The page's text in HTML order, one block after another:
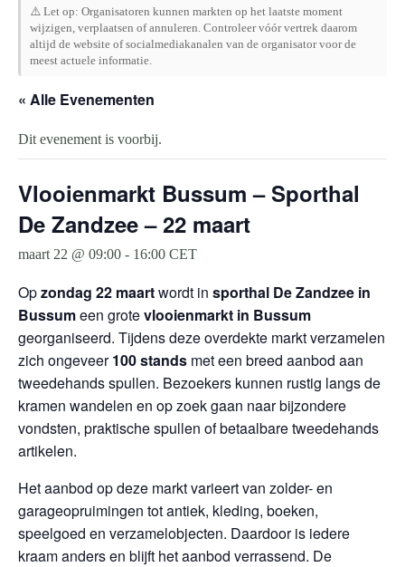
⚠️ Let op: Organisatoren kunnen markten op het laatste moment
wijzigen, verplaatsen of annuleren. Controleer vóór vertrek daarom
altijd de website of socialmediakanalen van de organisator voor de
meest actuele informatie.
« Alle Evenementen
Dit evenement is voorbij.
Vlooienmarkt Bussum – Sporthal
De Zandzee – 22 maart
maart 22 @ 09:00 - 16:00 CET
Opzondag 22 maartwordt in sporthal De Zandzee in
Bussumeen grotevlooienmarkt in Bussum
georganiseerd. Tijdens deze overdekte markt verzamelen
zich ongeveer100 stands met een breed aanbod aan
tweedehands spullen. Bezoekers kunnen rustig langs de
kramen wandelen en op zoek gaan naar bijzondere
vondsten, praktische spullen of betaalbare tweedehands
artikelen.
Het aanbod op deze markt varieert van zolder- en
garageopruimingen tot antiek, kleding, boeken,
speelgoed en verzamelobjecten. Daardoor is iedere
kraam anders en blijft het aanbod verrassend. De